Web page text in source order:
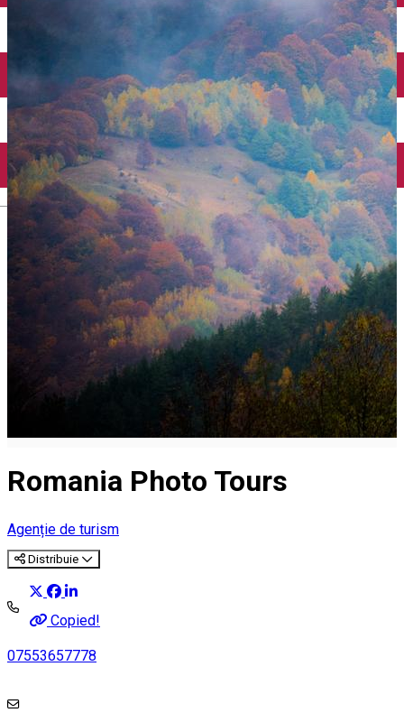
English
Închirieri auto
Închirieri biciclete
Încărcare vehicule electrice
Romania Photo Tours
Agenție de turism
Distribuie
Copied!
07553657778